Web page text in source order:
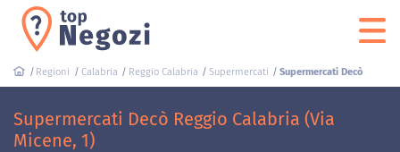
Regioni Calabria Reggio Calabria Supermercati Supermercati Decò
Supermercati Decò Reggio Calabria (Via
Micene, 1)